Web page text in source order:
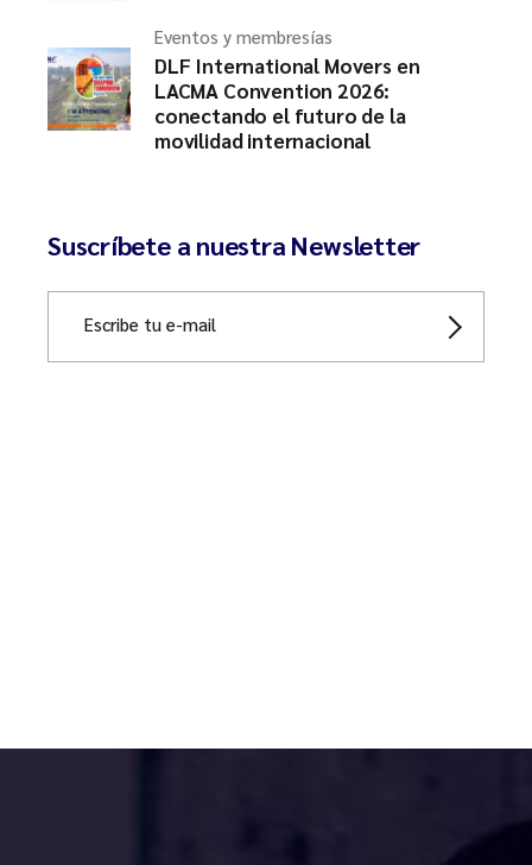
Eventos y membresías
DLF International Movers en
LACMA Convention 2026:
conectando el futuro de la
movilidad internacional
Suscríbete a nuestra Newsletter